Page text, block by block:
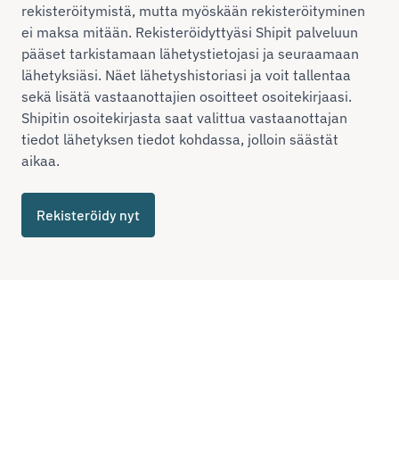
rekisteröitymistä, mutta myöskään rekisteröityminen
ei maksa mitään. Rekisteröidyttyäsi Shipit palveluun
pääset tarkistamaan lähetystietojasi ja seuraamaan
lähetyksiäsi. Näet lähetyshistoriasi ja voit tallentaa
sekä lisätä vastaanottajien osoitteet osoitekirjaasi.
Shipitin osoitekirjasta saat valittua vastaanottajan
tiedot lähetyksen tiedot kohdassa, jolloin säästät
aikaa.
Rekisteröidy nyt